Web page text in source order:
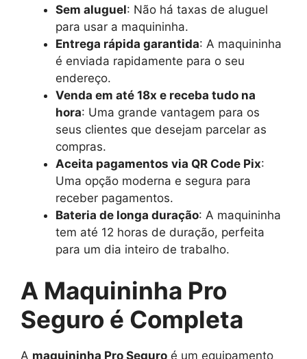
Sem aluguel: Não há taxas de aluguel
para usar a maquininha.
Entrega rápida garantida: A maquininha
é enviada rapidamente para o seu
endereço.
Venda em até 18x e receba tudo na
hora: Uma grande vantagem para os
seus clientes que desejam parcelar as
compras.
Aceita pagamentos via QR Code Pix:
Uma opção moderna e segura para
receber pagamentos.
Bateria de longa duração: A maquininha
tem até 12 horas de duração, perfeita
para um dia inteiro de trabalho.
A Maquininha Pro
Seguro é Completa
A maquininha Pro Seguro é um equipamento